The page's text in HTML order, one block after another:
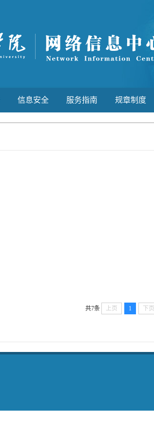
信息安全 服务指南 规章制度
共7条 上页 1 下页